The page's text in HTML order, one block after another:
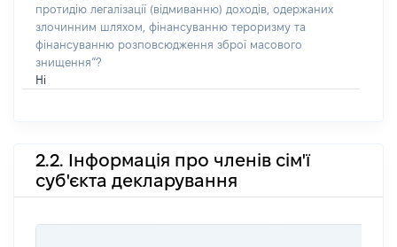
протидію легалізації (відмиванню) доходів, одержаних
злочинним шляхом, фінансуванню тероризму та
фінансуванню розповсюдження зброї масового
знищення”?
Ні
2.2. Інформація про членів сім'ї
суб'єкта декларування